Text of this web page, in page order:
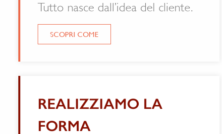
Tutto nasce dall’idea del cliente.
SCOPRI COME
REALIZZIAMO LA
FORMA